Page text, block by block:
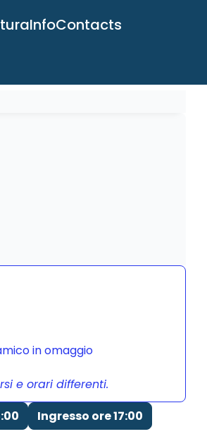
InfoContacts
in omaggio
e orari differenti.
Ingresso ore 17:00